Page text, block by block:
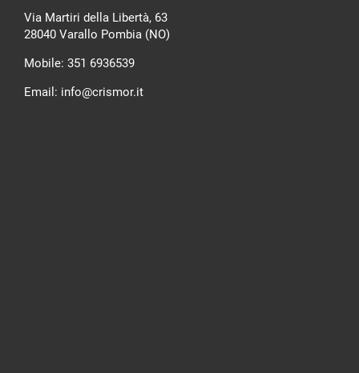
Via Martiri della Libertà, 63
28040 Varallo Pombia (NO)
Mobile: 351 6936539
Email: info@crismor.it